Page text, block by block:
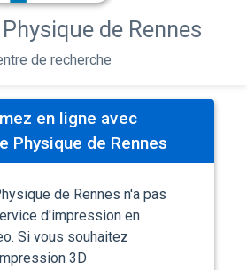
de Rennes
de recherche
en ligne avec
Physique de Rennes
de Rennes n'a pas
d'impression en
Si vous souhaitez
3D